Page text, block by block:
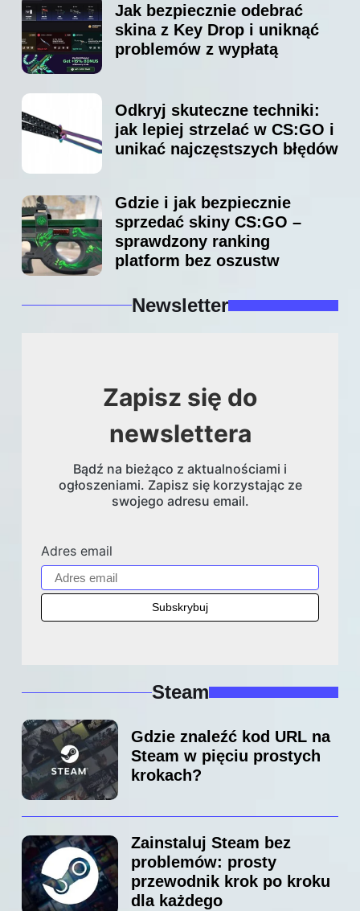
Jak bezpiecznie odebrać
skina z Key Drop i uniknąć
problemów z wypłatą
Odkryj skuteczne techniki:
jak lepiej strzelać w CS:GO i
unikać najczęstszych błędów
Gdzie i jak bezpiecznie
sprzedać skiny CS:GO –
sprawdzony ranking
platform bez oszustw
Newsletter
Zapisz się do
newslettera
Bądź na bieżąco z aktualnościami i
ogłoszeniami. Zapisz się korzystając ze
swojego adresu email.
Adres email
Steam
Gdzie znaleźć kod URL na
Steam w pięciu prostych
krokach?
Zainstaluj Steam bez
problemów: prosty
przewodnik krok po kroku
dla każdego